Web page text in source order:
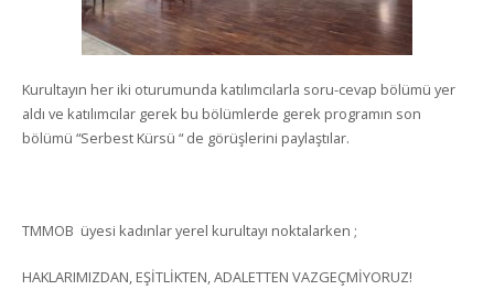
Kurultayın her iki oturumunda katılımcılarla soru-cevap bölümü yer
aldı ve katılımcılar gerek bu bölümlerde gerek programın son
bölümü “Serbest Kürsü “ de görüşlerini paylaştılar.
TMMOB üyesi kadınlar yerel kurultayı noktalarken ;
HAKLARIMIZDAN, EŞİTLİKTEN, ADALETTEN VAZGEÇMİYORUZ!